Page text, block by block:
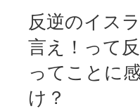
反逆のイス
言え！って
ってことに
け？